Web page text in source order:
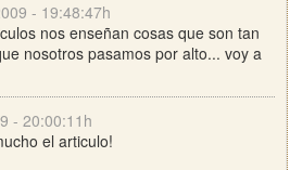
- 19:48:47h
nos enseñan cosas que son tan
nosotros pasamos por alto... voy a
- 20:00:11h
el articulo!